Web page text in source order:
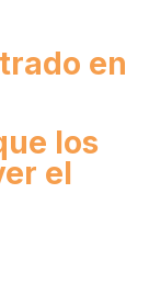
en
los
el